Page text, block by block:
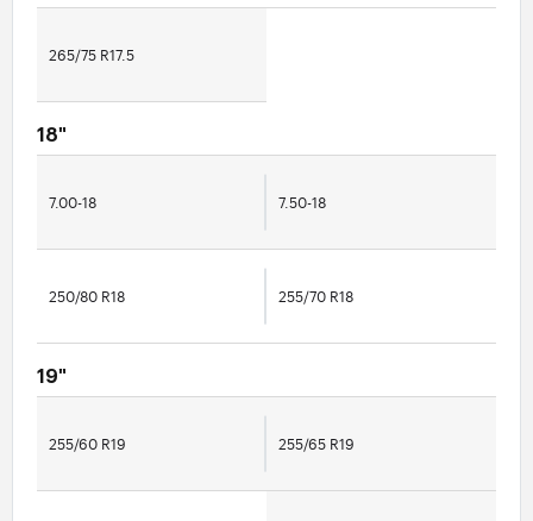
265/75 R17.5
18"
7.00-18 7.50-18
250/80 R18 255/70 R18
19"
255/60 R19 255/65 R19